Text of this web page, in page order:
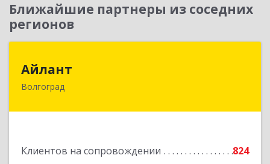
Ближайшие партнеры из соседних
регионов
Айлант
Волгоград
Клиентов на сопровождении
824
400001, Волгоградская обл, Волгоград г, им